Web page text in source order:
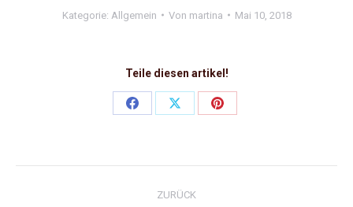
Kategorie: Allgemein Von martina Mai 10, 2018
Teile diesen artikel!
Share
Share
Share
Kommentarnavigation
ZURÜCK